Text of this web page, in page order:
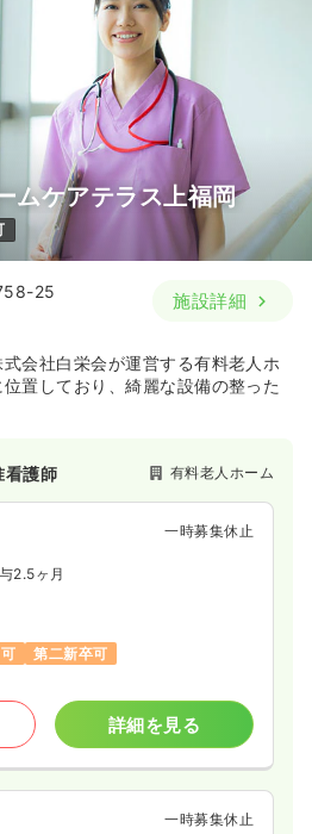
ムケアテラス上福岡
25
施設詳細
会社白栄会が運営する有料老人ホ
置しており、綺麗な設備の整った
看護師 有料老人ホーム
一時募集休止
2.5ヶ月
第二新卒可
詳細を見る
一時募集休止